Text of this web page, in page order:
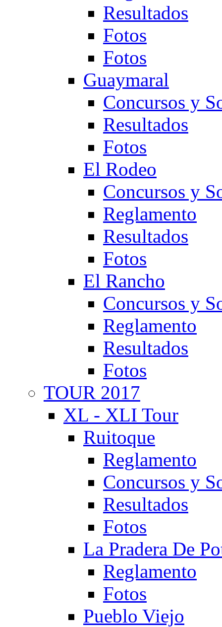
Resultados
Fotos
Fotos
Guaymaral
Concursos y
Resultados
Fotos
El Rodeo
Concursos y
Reglamento
Resultados
Fotos
El Rancho
Concursos y
Reglamento
Resultados
Fotos
TOUR 2017
XL - XLI Tour
Ruitoque
Reglamento
Concursos y
Resultados
Fotos
La Pradera De
Reglamento
Fotos
Pueblo Viejo